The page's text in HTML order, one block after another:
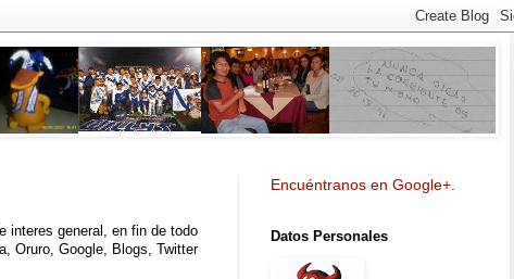
interes general, en fin de todo
Oruro, Google, Blogs, Twitter
Encuéntranos en Google+.
Datos Personales